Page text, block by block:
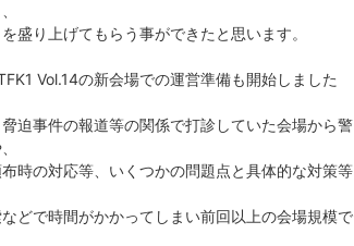
盛り上げてもらう事ができたと思います。
Vol.14の新会場での運営準備も開始しました
迫事件の報道等の関係で打診していた会場から警
時の対応等、いくつかの問題点と具体的な対策等
どで時間がかかってしまい前回以上の会場規模で